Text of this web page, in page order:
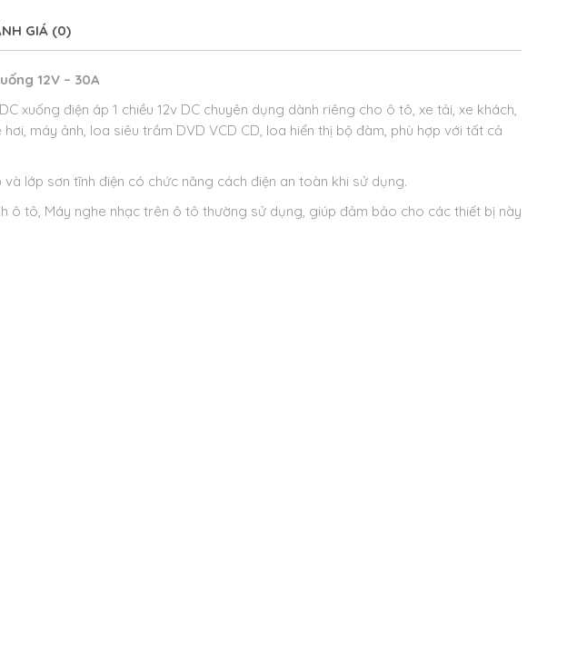
GIÁ (0)
12V – 30A
xuống điện áp 1 chiều 12v DC chuyên dụng dành riêng cho ô tô, xe tải, xe khách,
máy ảnh, loa siêu trầm DVD VCD CD, loa hiển thị bộ đàm, phù hợp với tất cả
lớp sơn tĩnh điện có chức năng cách điện an toàn khi sử dụng.
ô tô, Máy nghe nhạc trên ô tô thường sử dụng, giúp đảm bảo cho các thiết bị này